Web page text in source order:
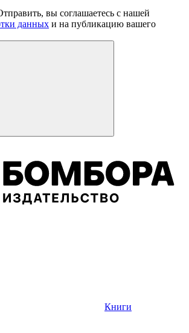
вы соглашаетесь с нашей
данных и на публикацию вашего
Книги